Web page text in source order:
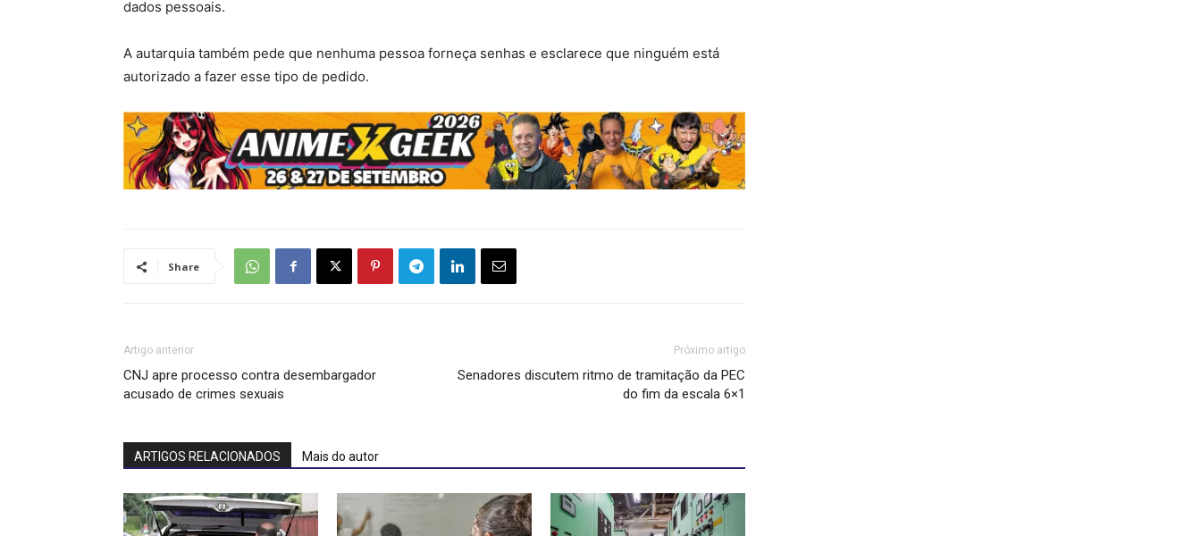
dados pessoais.
A autarquia também pede que nenhuma pessoa forneça senhas e esclarece que ninguém está
autorizado a fazer esse tipo de pedido.
Share
Artigo anterior
CNJ apre processo contra desembargador
acusado de crimes sexuais
Próximo artigo
Senadores discutem ritmo de tramitação da PEC
do fim da escala 6×1
ARTIGOS RELACIONADOS Mais do autor